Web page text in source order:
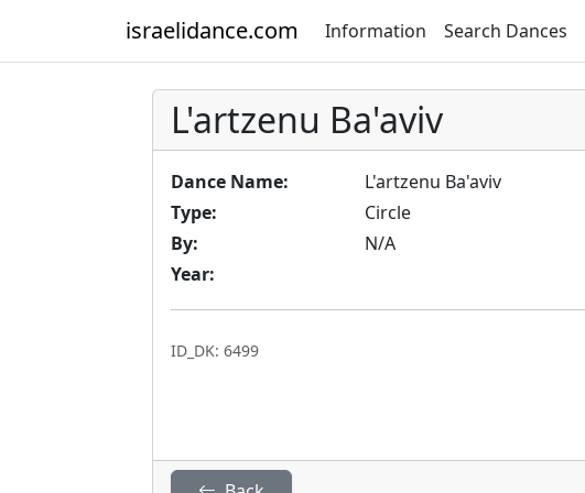
israelidance.com Information Search Dances
L'artzenu Ba'aviv
Dance Name:
L'artzenu Ba'aviv
Type:
Circle
By:
N/A
Year:
ID_DK: 6499